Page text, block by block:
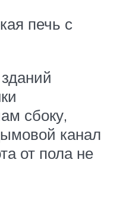
печь с
сбоку,
канал
от пола не